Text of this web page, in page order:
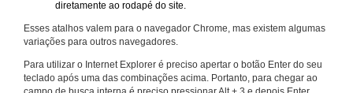
diretamente ao rodapé do site.
Esses atalhos valem para o navegador Chrome, mas existem algumas
variações para outros navegadores.
Para utilizar o Internet Explorer é preciso apertar o botão Enter do seu
teclado após uma das combinações acima. Portanto, para chegar ao